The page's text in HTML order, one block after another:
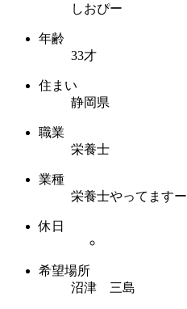
しおぴー
年齢
33才
住まい
静岡県
職業
栄養士
業種
栄養士やってますー
休日
希望場所
沼津 三島